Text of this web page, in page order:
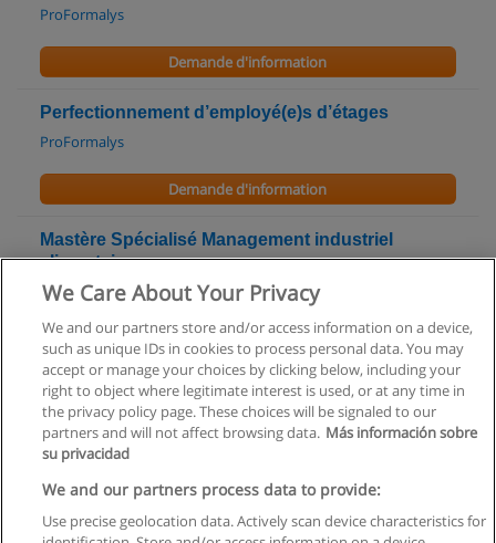
ProFormalys
Demande d'information
Perfectionnement d’employé(e)s d’étages
ProFormalys
Demande d'information
Mastère Spécialisé Management industriel
alimentaire
AgroParisTech - Institut des sciences et industries du vivant et
Demande d'information
Règles d'utilisation
Confidentialité des données
We Care About Your Privacy
We and our partners store and/or access information on a device,
such as unique IDs in cookies to process personal data. You may
accept or manage your choices by clicking below, including your
right to object where legitimate interest is used, or at any time in
the privacy policy page. These choices will be signaled to our
partners and will not affect browsing data. Más información sobre
su privacidad
We and our partners process data to provide:
Use precise geolocation data. Actively scan device characteristics for